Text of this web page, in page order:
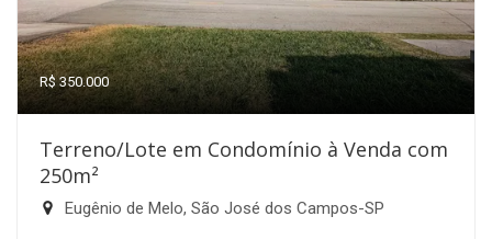
R$ 350.000
Terreno/Lote em Condomínio à Venda com
250m²
Eugênio de Melo, São José dos Campos-SP